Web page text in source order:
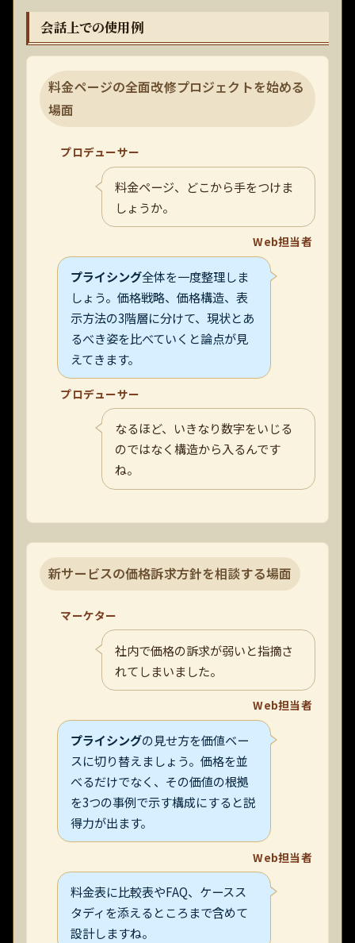
会話上での使用例
料金ページの全面改修プロジェクトを始める
場面
プロデューサー
料金ページ、どこから手をつけま
しょうか。
Web担当者
プライシング全体を一度整理しま
しょう。価格戦略、価格構造、表
示方法の3階層に分けて、現状とあ
るべき姿を比べていくと論点が見
えてきます。
プロデューサー
なるほど、いきなり数字をいじる
のではなく構造から入るんです
ね。
新サービスの価格訴求方針を相談する場面
マーケター
社内で価格の訴求が弱いと指摘さ
れてしまいました。
Web担当者
プライシングの見せ方を価値ベー
スに切り替えましょう。価格を並
べるだけでなく、その価値の根拠
を3つの事例で示す構成にすると説
得力が出ます。
Web担当者
料金表に比較表やFAQ、ケースス
タディを添えるところまで含めて
設計しますね。